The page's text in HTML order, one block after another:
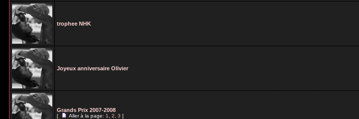
trophee NHK
Joyeux anniversaire Olivier
Grands Prix 2007-2008
[ Aller à la page:1,2,3]